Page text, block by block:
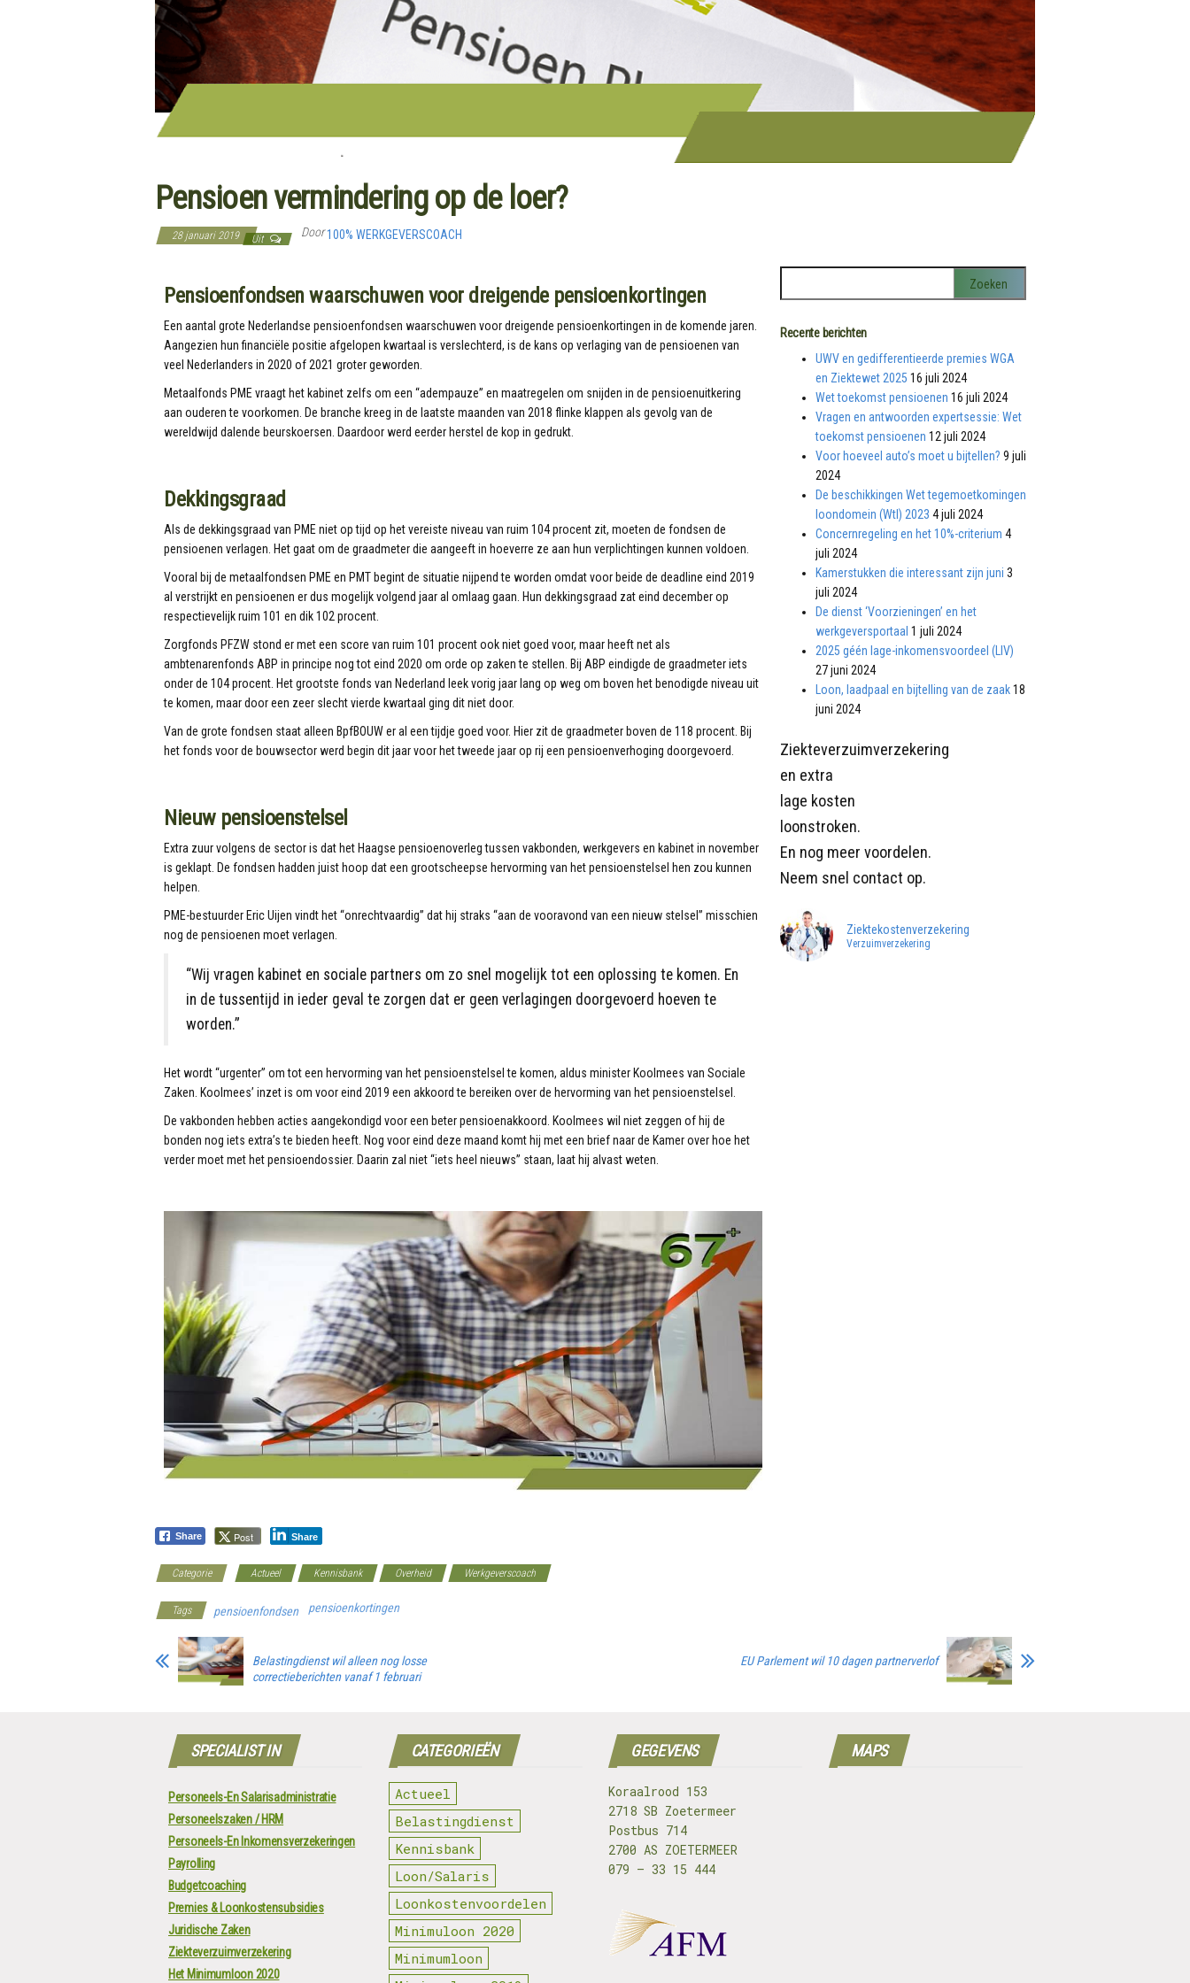
Pensioen vermindering op de loer?
28 januari 2019 Uit Door100% WERKGEVERSCOACH
Pensioenfondsen waarschuwen voor dreigende pensioenkortingen
Een aantal grote Nederlandse pensioenfondsen waarschuwen voor dreigende pensioenkortingen in de komende jaren.
Aangezien hun financiële positie afgelopen kwartaal is verslechterd, is de kans op verlaging van de pensioenen van
veel Nederlanders in 2020 of 2021 groter geworden.
Metaalfonds PME vraagt het kabinet zelfs om een “adempauze” en maatregelen om snijden in de pensioenuitkering
aan ouderen te voorkomen. De branche kreeg in de laatste maanden van 2018 flinke klappen als gevolg van de
wereldwijd dalende beurskoersen. Daardoor werd eerder herstel de kop in gedrukt.
Dekkingsgraad
Als de dekkingsgraad van PME niet op tijd op het vereiste niveau van ruim 104 procent zit, moeten de fondsen de
pensioenen verlagen. Het gaat om de graadmeter die aangeeft in hoeverre ze aan hun verplichtingen kunnen voldoen.
Vooral bij de metaalfondsen PME en PMT begint de situatie nijpend te worden omdat voor beide de deadline eind 2019
al verstrijkt en pensioenen er dus mogelijk volgend jaar al omlaag gaan. Hun dekkingsgraad zat eind december op
respectievelijk ruim 101 en dik 102 procent.
Zorgfonds PFZW stond er met een score van ruim 101 procent ook niet goed voor, maar heeft net als
ambtenarenfonds ABP in principe nog tot eind 2020 om orde op zaken te stellen. Bij ABP eindigde de graadmeter iets
onder de 104 procent. Het grootste fonds van Nederland leek vorig jaar lang op weg om boven het benodigde niveau uit
te komen, maar door een zeer slecht vierde kwartaal ging dit niet door.
Van de grote fondsen staat alleen BpfBOUW er al een tijdje goed voor. Hier zit de graadmeter boven de 118 procent. Bij
het fonds voor de bouwsector werd begin dit jaar voor het tweede jaar op rij een pensioenverhoging doorgevoerd.
Nieuw pensioenstelsel
Extra zuur volgens de sector is dat het Haagse pensioenoverleg tussen vakbonden, werkgevers en kabinet in november
is geklapt. De fondsen hadden juist hoop dat een grootscheepse hervorming van het pensioenstelsel hen zou kunnen
helpen.
PME-bestuurder Eric Uijen vindt het “onrechtvaardig” dat hij straks “aan de vooravond van een nieuw stelsel” misschien
nog de pensioenen moet verlagen.
“Wij vragen kabinet en sociale partners om zo snel mogelijk tot een oplossing te komen. En
in de tussentijd in ieder geval te zorgen dat er geen verlagingen doorgevoerd hoeven te
worden.”
Het wordt “urgenter” om tot een hervorming van het pensioenstelsel te komen, aldus minister Koolmees van Sociale
Zaken. Koolmees’ inzet is om voor eind 2019 een akkoord te bereiken over de hervorming van het pensioenstelsel.
De vakbonden hebben acties aangekondigd voor een beter pensioenakkoord. Koolmees wil niet zeggen of hij de
bonden nog iets extra’s te bieden heeft. Nog voor eind deze maand komt hij met een brief naar de Kamer over hoe het
verder moet met het pensioendossier. Daarin zal niet “iets heel nieuws” staan, laat hij alvast weten.
Recente berichten
UWV en gedifferentieerde premies WGA
en Ziektewet 2025 16 juli 2024
Wet toekomst pensioenen 16 juli 2024
Vragen en antwoorden expertsessie: Wet
toekomst pensioenen 12 juli 2024
Voor hoeveel auto’s moet u bijtellen? 9 juli
2024
De beschikkingen Wet tegemoetkomingen
loondomein (Wtl) 2023 4 juli 2024
Concernregeling en het 10%-criterium 4
juli 2024
Kamerstukken die interessant zijn juni 3
juli 2024
De dienst ‘Voorzieningen’ en het
werkgeversportaal 1 juli 2024
2025 géén lage-inkomensvoordeel (LIV)
27 juni 2024
Loon, laadpaal en bijtelling van de zaak 18
juni 2024
Ziekteverzuimverzekering
en extra
lage kosten
loonstroken.
En nog meer voordelen.
Neem snel contact op.
Ziektekostenverzekering
Verzuimverzekering
Share Post Share
Categorie Actueel Kennisbank Overheid Werkgeverscoach
Tags pensioenfondsen pensioenkortingen
Belastingdienst wil alleen nog losse
correctieberichten vanaf 1 februari
EU Parlement wil 10 dagen partnerverlof
SPECIALIST IN
Personeels-En Salarisadministratie
Personeelszaken / HRM
Personeels-En Inkomensverzekeringen
Payrolling
Budgetcoaching
Premies & Loonkostensubsidies
Juridische Zaken
Ziekteverzuimverzekering
Het Minimumloon 2020
CATEGORIEËN
Actueel
Belastingdienst
Kennisbank
Loon/Salaris
Loonkostenvoordelen
Minimuloon 2020
Minimumloon
GEGEVENS
Koraalrood 153
2718 SB Zoetermeer
Postbus 714
2700 AS ZOETERMEER
079 – 33 15 444
MAPS